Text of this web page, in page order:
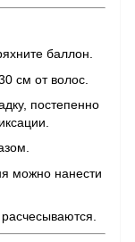
баллон.
см от волос.
постепенно
можно нанести